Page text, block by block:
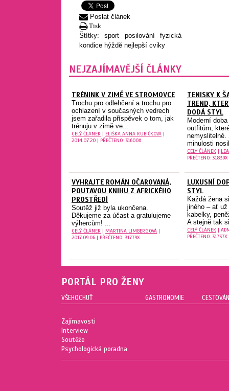
Poslat článek
Tisk
Štítky:sport posilovánífyzická
kondice hýždě nejlepší cviky
NEJZAJÍMAVĚJŠÍ ČLÁNKY
TRÉNINK V ZIMĚ VE STROMOVCE
Trochu pro odlehčení a trochu pro
ochlazení v současných vedrech
jsem zařadila příspěvek o tom, jak
trénuju v zimě ve...
CELÝ ČLÁNEK | ELIŠKA ANNA KUBIČKOVÁ |
2014.07.20 | PŘEČTENO: 31600X
TENISKY K
TREND,
DODÁ STYL
Moderní
outfitům,
nemyslitelné.
minulosti
CELÝ ČLÁNEK|
PŘEČTENO: 31839X
VYHRAJTE ROMÁN OČAROVANÁ,
POUTAVOU KNIHU Z AFRICKÉHO
PROSTŘEDÍ
Soutěž již byla ukončena.
Děkujeme za účast a gratulujeme
výhercům! ...
CELÝ ČLÁNEK | MARTINA LIMBERGOVÁ |
2017.09.06 | PŘEČTENO: 31779X
LUXUSNÍ
STYL
Každá žena
jiného – ať
kabelky,
A stejně tak
CELÝ ČLÁNEK|
PŘEČTENO: 31737X
PORTÁL PRO ŽENY
VŠEHOCHUŤ
Zajímavosti
Interview
Soutěže
Psychologická poradna
GASTRONOMIE